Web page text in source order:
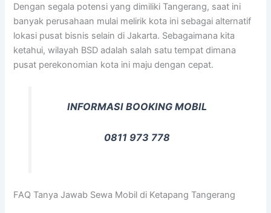
Dengan segala potensi yang dimiliki Tangerang, saat ini
banyak perusahaan mulai melirik kota ini sebagai alternatif
lokasi pusat bisnis selain di Jakarta. Sebagaimana kita
ketahui, wilayah BSD adalah salah satu tempat dimana
pusat perekonomian kota ini maju dengan cepat.
INFORMASI BOOKING MOBIL
0811 973 778
FAQ Tanya Jawab Sewa Mobil di Ketapang Tangerang